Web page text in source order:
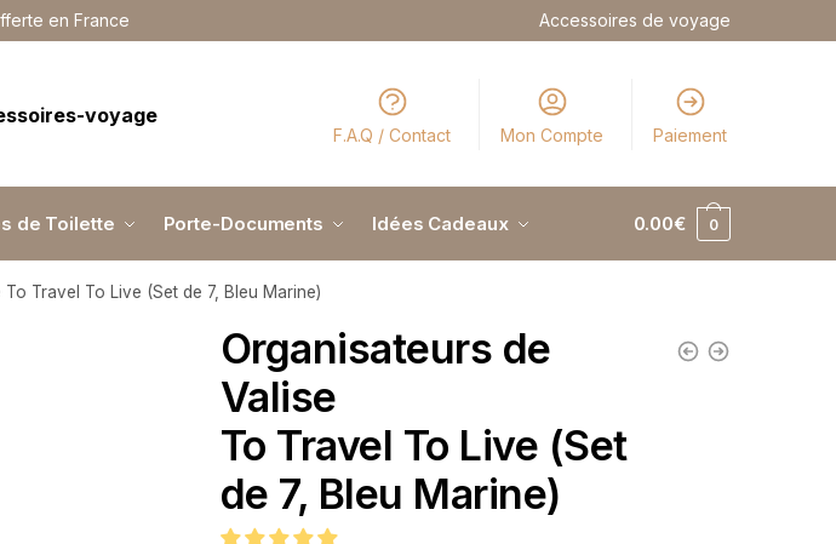
en France Accessoires de voyage
F.A.Q / Contact Mon Compte Paiement
de Toilette Porte-Documents Idées Cadeaux 0.00€ 0
Travel To Live (Set de 7, Bleu Marine)
Organisateurs de
Valise
To Travel To Live (Set
de 7, Bleu Marine)